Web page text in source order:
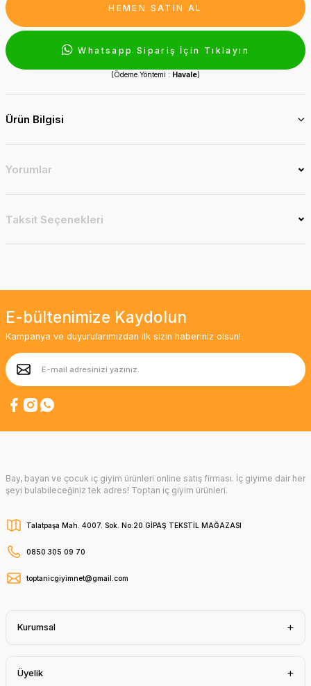
HEMEN SATIN AL
Whatsapp Sipariş İçin Tıklayın
(Ödeme Yöntemi : Havale)
Ürün Bilgisi
Yorumlar
Taksit Seçenekleri
E-bültenimize Kaydolun
Kampanya ve duyurularımızdan ilk sizin haberiniz olsun!
Bay, bayan ve çocuk iç giyim ürünleri online satış firması. İç giyime dair her
şeyi bulabileceğiniz tek adres! Toptan iç giyim ürünleri.
Talatpaşa Mah. 4007. Sok. No:20 GİPAŞ TEKSTİL MAĞAZASI
0850 305 09 70
toptanicgiyimnet@gmail.com
Kurumsal
Üyelik